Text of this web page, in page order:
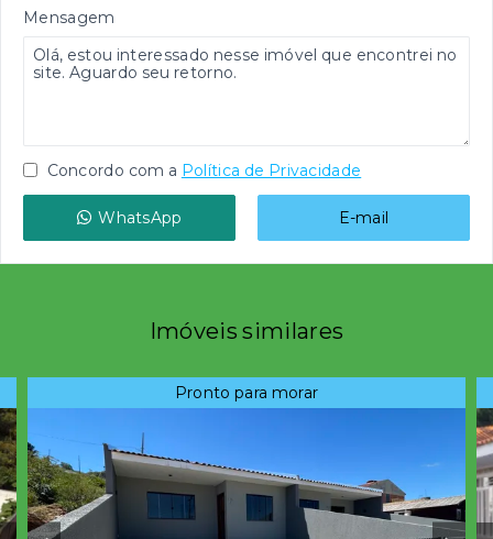
Mensagem
Concordo com a Política de Privacidade
WhatsApp E-mail
Imóveis similares
Pronto para morar